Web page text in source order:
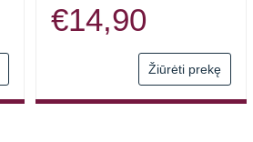
€14,90
Žiūrėti prekę